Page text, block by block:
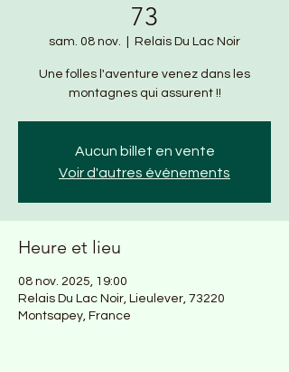
73
sam. 08 nov. Relais Du Lac Noir
Une folles l'aventure venez dans les
montagnes qui assurent !!
Aucun billet en vente
Voir d'autres événements
Heure et lieu
08 nov. 2025, 19:00
Relais Du Lac Noir, Lieulever, 73220
Montsapey, France